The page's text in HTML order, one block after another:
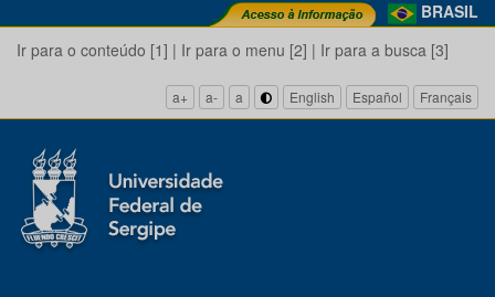
BRASIL
Ir para o conteúdo [1] | Ir para o menu [2] | Ir para a busca [3]
a+ a- a English Español Français